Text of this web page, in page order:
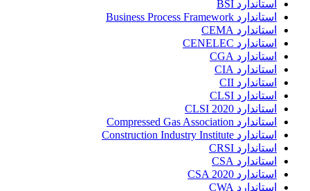
استاندارد BSI
استاندارد Business Process Framework
استاندارد CEMA
استاندارد CENELEC
استاندارد CGA
استاندارد CIA
استاندارد CII
استاندارد CLSI
استاندارد CLSI 2020
استاندارد Compressed Gas Association
استاندارد Construction Industry Institute
استاندارد CRSI
استاندارد CSA
استاندارد CSA 2020
استاندارد CWA